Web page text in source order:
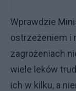
Wprawdzie
ostrzeżeniem i
zagrożeniach
wiele leków
ich w kilku, a